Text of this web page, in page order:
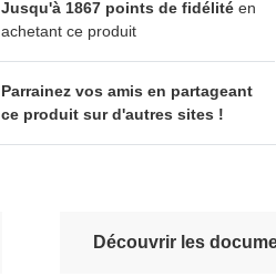
Jusqu'à 1867 points de fidélitéen
achetant ce produit
Parrainez vos amis en partageant
ce produit sur d'autres sites !
Découvrir les